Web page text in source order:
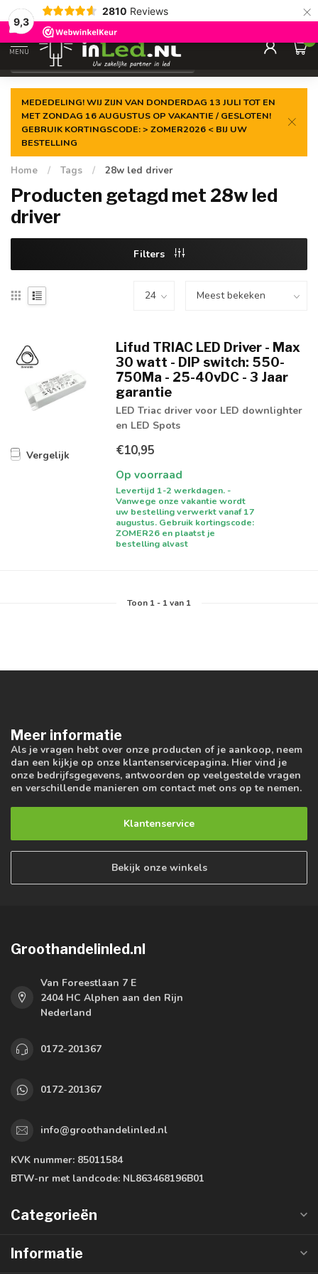
9,3
2810 Reviews ×
Gegarandeerde delaagste prijs
MENU
0
MEDEDELING! WIJ ZIJN VAN DONDERDAG 13 JULI TOT EN
MET ZONDAG 16 AUGUSTUS OP VAKANTIE / GESLOTEN!
GEBRUIK KORTINGSCODE: > ZOMER2026 < BIJ UW
BESTELLING
Home / Tags / 28w led driver
Producten getagd met 28w led
driver
Filters
Vergelijk
Lifud TRIAC LED Driver - Max
30 watt - DIP switch: 550-
750Ma - 25-40vDC - 3 Jaar
garantie
LED Triac driver voor LED downlighter
en LED Spots
€10,95
Op voorraad
Levertijd 1-2 werkdagen. -
Vanwege onze vakantie wordt
uw bestelling verwerkt vanaf 17
augustus. Gebruik kortingscode:
ZOMER26 en plaatst je
bestelling alvast
Toon 1- 1van 1
Meer informatie
Als je vragen hebt over onze producten of je aankoop, neem
dan een kijkje op onze klantenservicepagina. Hier vind je
onze bedrijfsgegevens, antwoorden op veelgestelde vragen
en verschillende manieren om contact met ons op te nemen.
Klantenservice
Bekijk onze winkels
Groothandelinled.nl
Van Foreestlaan 7 E
2404 HC Alphen aan den Rijn
Nederland
0172-201367
0172-201367
info@groothandelinled.nl
KVK nummer: 85011584
BTW-nr met landcode: NL863468196B01
Categorieën
Informatie